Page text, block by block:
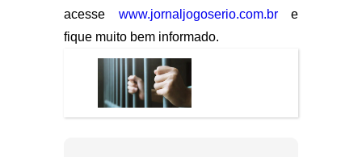
acesse www.jornaljogoserio.com.bre
fique muito bem informado.